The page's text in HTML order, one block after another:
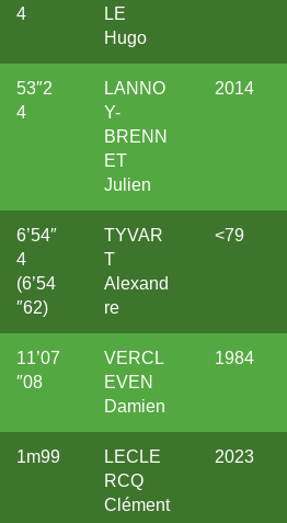
4
LE
Hugo
53″2
4
LANNO
Y-
BRENN
ET
Julien
2014
6’54″
4
(6’54
″62)
TYVAR
T
Alexand
re
<79
11’07
″08
VERCL
EVEN
Damien
1984
1m99
LECLE
RCQ
Clément
2023